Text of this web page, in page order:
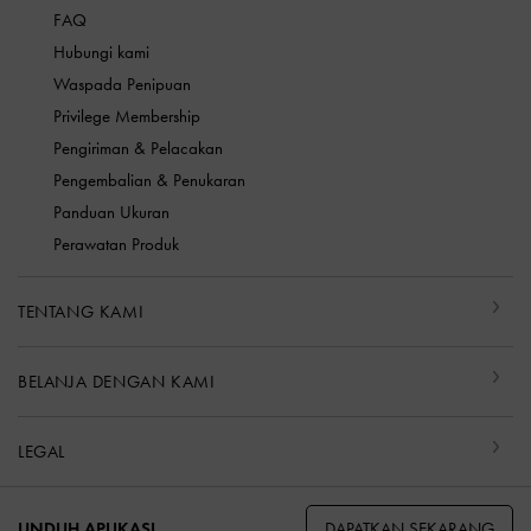
FAQ
Hubungi kami
Waspada Penipuan
Privilege Membership
Pengiriman & Pelacakan
Pengembalian & Penukaran
Panduan Ukuran
Perawatan Produk
TENTANG KAMI
BELANJA DENGAN KAMI
LEGAL